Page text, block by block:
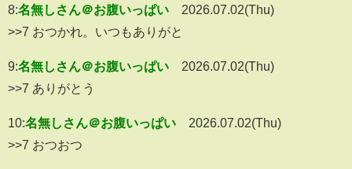
8:名無しさん＠お腹いっぱい
2026.07.02(Thu)
>>7 おつかれ。いつもありがと
9:名無しさん＠お腹いっぱい
2026.07.02(Thu)
>>7 ありがとう
10:名無しさん＠お腹いっぱい
2026.07.02(Thu)
>>7 おつおつ